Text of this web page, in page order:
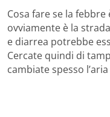
Cosa fare se la febbre
ovviamente è la
e diarrea potrebbe
Cercate quindi di
cambiate spesso